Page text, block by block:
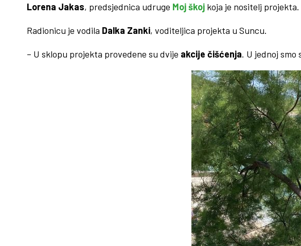
Lorena Jakas, predsjednica udruge Moj škoj koja je nositelj projekta.
Radionicu je vodila Dalka Zanki, voditeljica projekta u Suncu.
– U sklopu projekta provedene su dvije akcije čišćenja. U jednoj smo